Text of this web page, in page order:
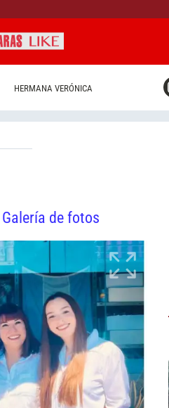
HERMANA VERÓNICA
Galería de fotos